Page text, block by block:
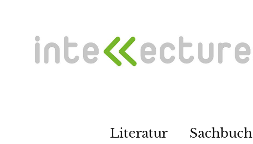
Literatur Sachbuch